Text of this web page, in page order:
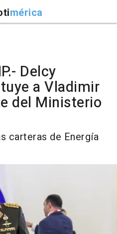
mérica
Delcy
a Vladimir
del Ministerio
carteras de Energía